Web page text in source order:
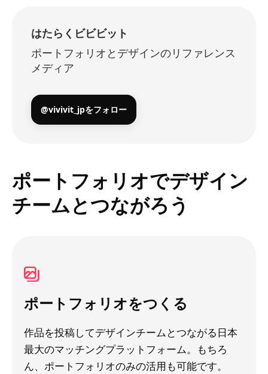
はたらくビビビット
ポートフォリオとデザインのリファレンス
メディア
@vivivit_jpをフォロー
ポートフォリオでデザイン
チームとつながろう
ポートフォリオをつくる
作品を投稿してデザインチームとつながる日本
最大のマッチングプラットフォーム。もちろ
ん、ポートフォリオのみの活用も可能です。